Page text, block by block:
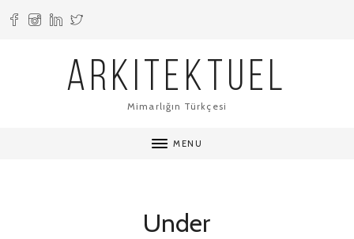
ARKITEKTUEL
Mimarlığın Türkçesi
MENU
Under